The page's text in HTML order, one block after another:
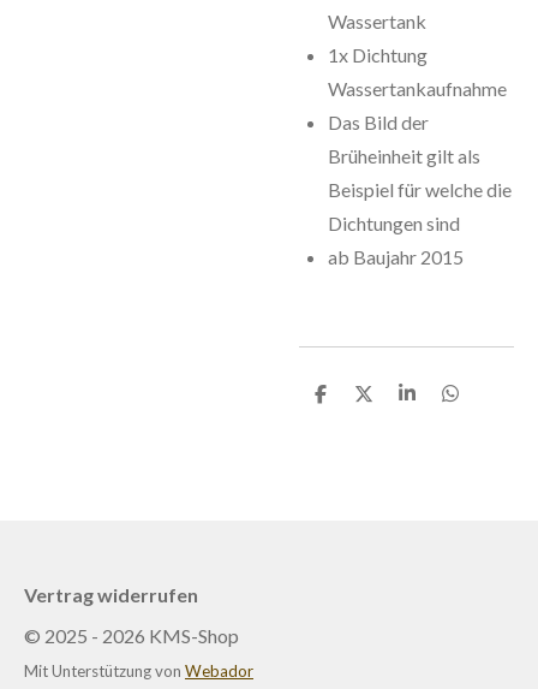
Wassertank
1x Dichtung
Wassertankaufnahme
Das Bild der
Brüheinheit gilt als
Beispiel für welche die
Dichtungen sind
ab Baujahr 2015
T
T
T
T
Vertrag widerrufen
© 2025 - 2026 KMS-Shop
Mit Unterstützung von Webador